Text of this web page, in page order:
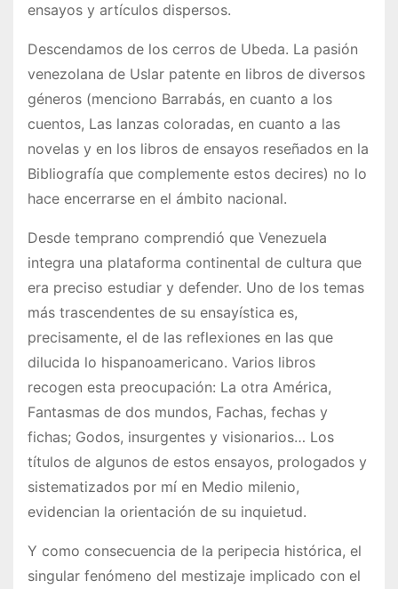
ensayos y artículos dispersos.
Descendamos de los cerros de Ubeda. La pasión
venezolana de Uslar patente en libros de diversos
géneros (menciono Barrabás, en cuanto a los
cuentos, Las lanzas coloradas, en cuanto a las
novelas y en los libros de ensayos reseñados en la
Bibliografía que complemente estos decires) no lo
hace encerrarse en el ámbito nacional.
Desde temprano comprendió que Venezuela
integra una plataforma continental de cultura que
era preciso estudiar y defender. Uno de los temas
más trascendentes de su ensayística es,
precisamente, el de las reflexiones en las que
dilucida lo hispanoamericano. Varios libros
recogen esta preocupación: La otra América,
Fantasmas de dos mundos, Fachas, fechas y
fichas; Godos, insurgentes y visionarios… Los
títulos de algunos de estos ensayos, prologados y
sistematizados por mí en Medio milenio,
evidencian la orientación de su inquietud.
Y como consecuencia de la peripecia histórica, el
singular fenómeno del mestizaje implicado con el